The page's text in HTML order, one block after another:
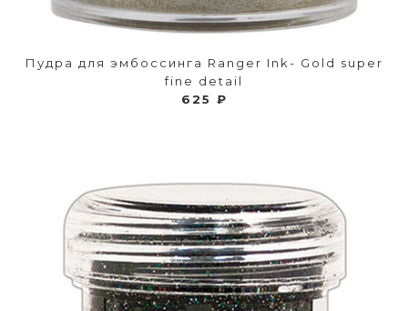
Пудра для эмбоссинга Ranger Ink- Gold super
fine detail
625 ₽